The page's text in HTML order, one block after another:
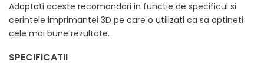
Adaptati aceste recomandari in functie de specificul si
cerintele imprimantei 3D pe care o utilizati ca sa optineti
cele mai bune rezultate.
SPECIFICATII